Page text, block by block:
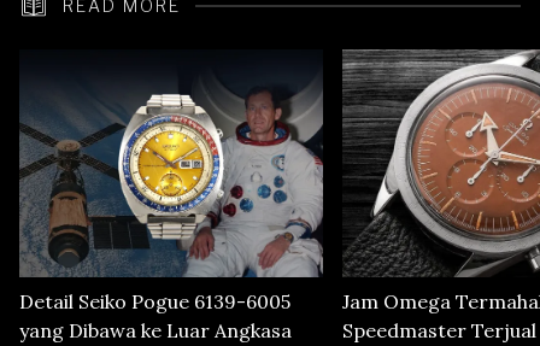
READ MORE
Detail Seiko Pogue 6139-6005
yang Dibawa ke Luar Angkasa
Jam Omega
Speedmaster Terjual